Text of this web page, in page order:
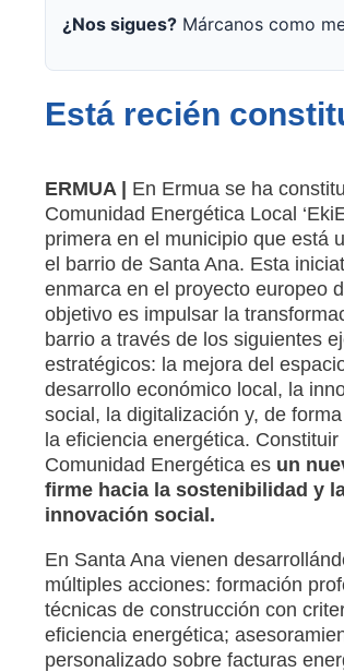
¿Nos sigues?Márcanos como
Está recién
ERMUA | En Ermua se ha
Comunidad Energética Local
primera en el municipio que está
el barrio de Santa Ana. Esta
enmarca en el proyecto europeo
objetivo es impulsar la
barrio a través de los siguientes
estratégicos: la mejora del
desarrollo económico local, la
social, la digitalización y, de
la eficiencia energética. Constituir
Comunidad Energética es un
firme hacia la sostenibilidad y
innovación social.
En Santa Ana vienen
múltiples acciones: formación
técnicas de construcción con
eficiencia energética;
personalizado sobre facturas